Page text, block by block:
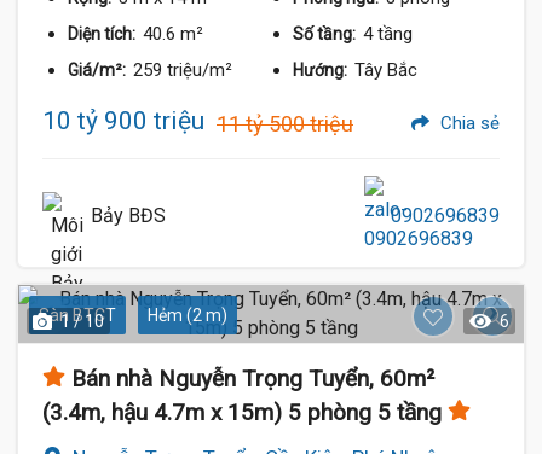
Diện tích: 40.6 m² Số tầng: 4 tầng
Giá/m²: 259 triệu/m² Hướng: Tây Bắc
10 tỷ 900 triệu 11 tỷ 500 triệu Chia sẻ
Bảy BĐS 0902696839
Sàn BTCT Hẻm (2 m)
1 / 10 6
Bán nhà Nguyễn Trọng Tuyển, 60m²
(3.4m, hậu 4.7m x 15m) 5 phòng 5 tầng